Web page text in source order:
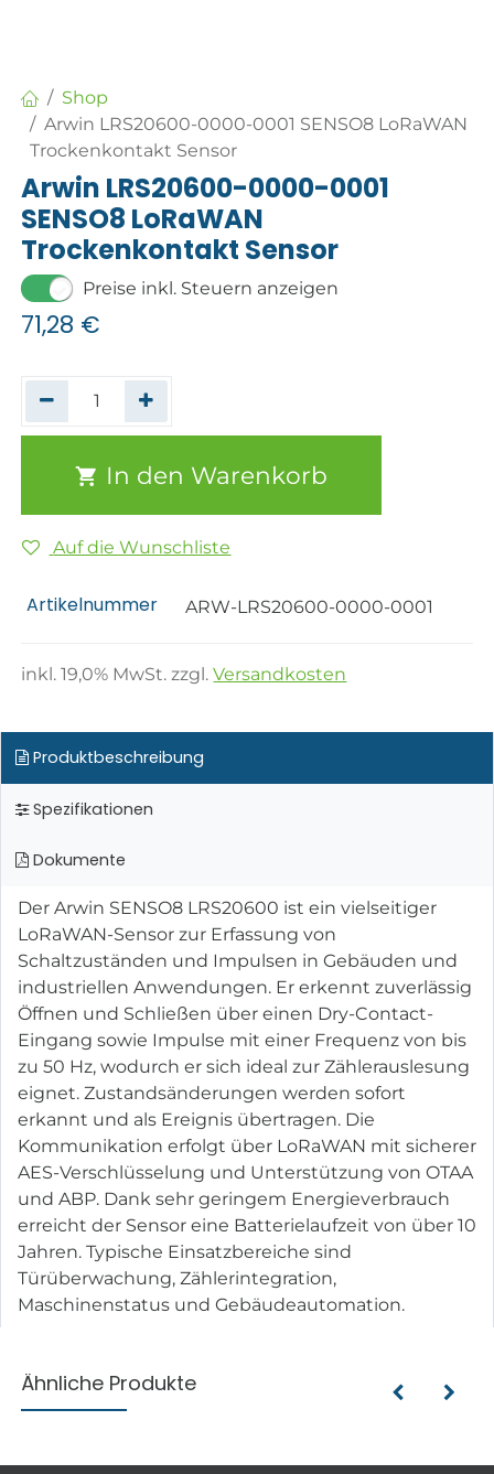
Shop
Arwin LRS20600-0000-0001 SENSO8 LoRaWAN
Trockenkontakt Sensor
Arwin LRS20600-0000-0001
SENSO8 LoRaWAN
Trockenkontakt Sensor
Preise inkl. Steuern anzeigen
71,28 €
In den Warenkorb
Auf die Wunschliste
Artikelnummer ARW-LRS20600-0000-0001
inkl.19,0% MwSt. zzgl.Versandkosten
Produktbeschreibung
Spezifikationen
Dokumente
Der Arwin SENSO8 LRS20600 ist ein vielseitiger
LoRaWAN-Sensor zur Erfassung von
Schaltzuständen und Impulsen in Gebäuden und
industriellen Anwendungen. Er erkennt zuverlässig
Öffnen und Schließen über einen Dry-Contact-
Eingang sowie Impulse mit einer Frequenz von bis
zu 50 Hz, wodurch er sich ideal zur Zählerauslesung
eignet. Zustandsänderungen werden sofort
erkannt und als Ereignis übertragen. Die
Kommunikation erfolgt über LoRaWAN mit sicherer
AES-Verschlüsselung und Unterstützung von OTAA
und ABP. Dank sehr geringem Energieverbrauch
erreicht der Sensor eine Batterielaufzeit von über 10
Jahren. Typische Einsatzbereiche sind
Türüberwachung, Zählerintegration,
Maschinenstatus und Gebäudeautomation.
Ähnliche Produkte